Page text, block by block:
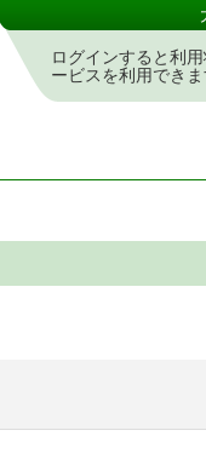
ログインすると利
ービスを利用できま